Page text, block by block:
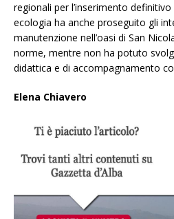
regionali per l’inserimento
ecologia ha anche proseguito gli
manutenzione nell’oasi di San
norme, mentre non ha potuto
didattica e di accompagnamento
Elena Chiavero